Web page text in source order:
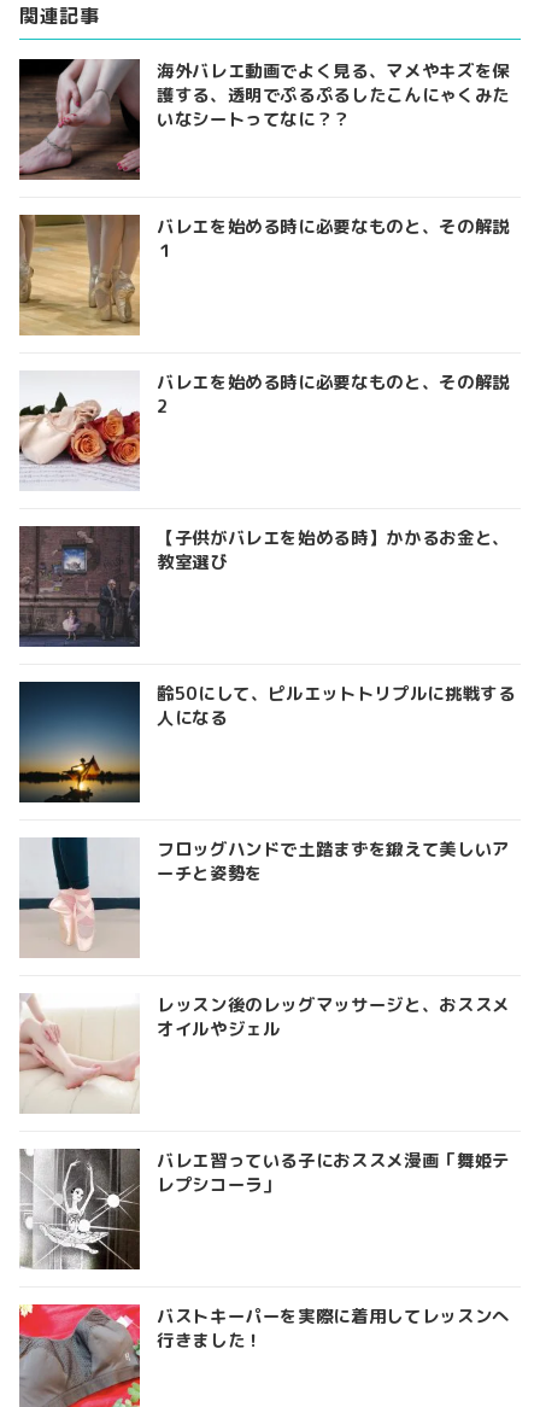
関連記事
海外バレエ動画でよく見る、マメやキズを保
護する、透明でぷるぷるしたこんにゃくみた
いなシートってなに？？
バレエを始める時に必要なものと、その解説
１
バレエを始める時に必要なものと、その解説
2
【子供がバレエを始める時】かかるお金と、
教室選び
齢50にして、ピルエットトリプルに挑戦する
人になる
フロッグハンドで土踏まずを鍛えて美しいア
ーチと姿勢を
レッスン後のレッグマッサージと、おススメ
オイルやジェル
バレエ習っている子におススメ漫画「舞姫テ
レプシコーラ」
バストキーパーを実際に着用してレッスンへ
行きました！